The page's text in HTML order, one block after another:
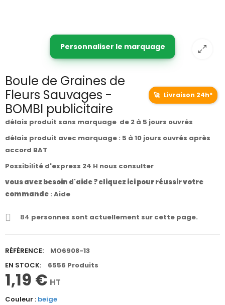
Personnaliser le marquage
Boule de Graines de
Fleurs Sauvages -
BOMBI publicitaire
🚀 Livraison 24h*
délais produit sans marquage de 2 à 5 jours ouvrés
délais produit avec marquage : 5 à 10 jours ouvrés après
accord BAT
Possibilité d'express 24 H nous consulter
vous avez besoin d'aide ? cliquez ici pour réussir votre
commande : Aide
84 personnes sont actuellement sur cette page.
RÉFÉRENCE:
MO6908-13
EN STOCK:
6556 Produits
1,19 € HT
Couleur : beige